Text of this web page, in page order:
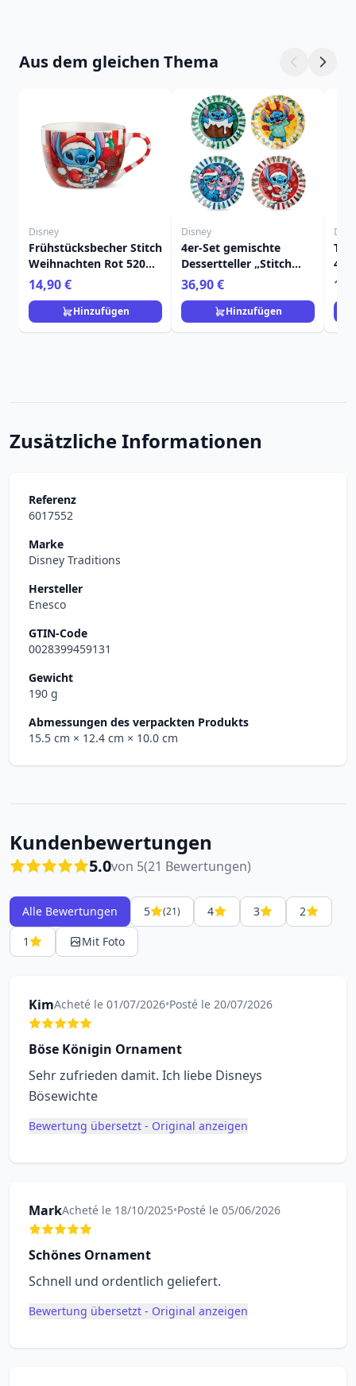
Aus dem gleichen Thema
Disney
Frühstücksbecher Stitch
Weihnachten Rot 520
ml - Egan Disney Home
14,90 €
Hinzufügen
Disney
4er-Set gemischte
Dessertteller „Stitch
Weihnachten“ – Egan
Disney Home
36,90 €
Hinzufügen
Zusätzliche Informationen
Referenz
6017552
Marke
Disney Traditions
Hersteller
Enesco
GTIN-Code
0028399459131
Gewicht
190 g
Abmessungen des verpackten Produkts
15.5 cm × 12.4 cm × 10.0 cm
Kundenbewertungen
5.0von 5(21 Bewertungen)
Alle Bewertungen 5 (21) 4 3
2
1
Mit Foto
KimAcheté le 01/07/2026•Posté le 20/07/2026
Böse Königin Ornament
Sehr zufrieden damit. Ich liebe Disneys
Bösewichte
Bewertung übersetzt - Original anzeigen
MarkAcheté le 18/10/2025•Posté le 05/06/2026
Schönes Ornament
Schnell und ordentlich geliefert.
Bewertung übersetzt - Original anzeigen